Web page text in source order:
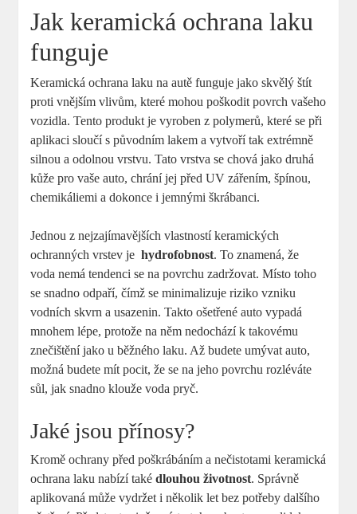
Jak keramická ochrana laku
funguje
Keramická ochrana laku⁢ na autě funguje jako skvělý štít
proti vnějším vlivům, které mohou poškodit ⁢povrch ⁤vašeho
vozidla. Tento produkt je vyroben ‌z polymerů, které ⁢se při‌
aplikaci ⁤sloučí ‌s původním lakem‌ a‍ vytvoří tak extrémně⁤
silnou a odolnou vrstvu. Tato⁤ vrstva⁤ se chová jako druhá
kůže pro vaše⁢ auto, chrání jej před UV zářením, špínou,
chemikáliemi a dokonce i jemnými škrábanci.
Jednou z nejzajímavějších vlastností keramických
ochranných ‍vrstev je ⁢hydrofobnost.​ To znamená, že
voda nemá tendenci se na povrchu zadržovat. Místo toho
se snadno‌ odpaří, čímž se minimalizuje riziko ⁤vzniku
vodních skvrn a usazenin. Takto‍ ošetřené auto ⁣vypadá
mnohem ‍lépe, protože na něm nedochází‍ k​ takovému
znečištění jako u běžného laku. Až budete umývat‌ auto,
možná budete mít pocit, že ‍se na jeho povrchu rozléváte
sůl, jak snadno klouže ⁤voda pryč.
Jaké jsou přínosy?
Kromě ochrany před poškrábáním⁣ a nečistotami keramická
ochrana laku nabízí takédlouhou životnost. Správně
aplikovaná může vydržet i několik let bez⁢ potřeby ⁤dalšího